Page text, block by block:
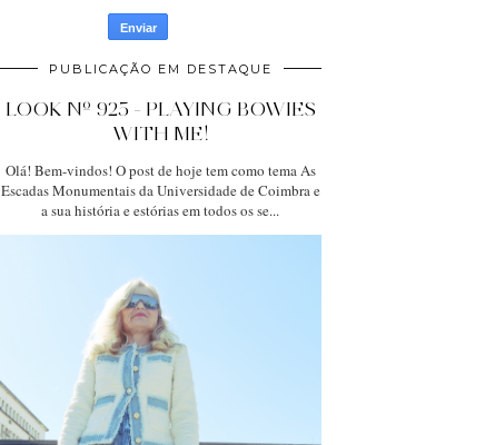
PUBLICAÇÃO EM DESTAQUE
LOOK Nº 925 - PLAYING BOWIES
WITH ME!
Olá! Bem-vindos! O post de hoje tem como tema As
Escadas Monumentais da Universidade de Coimbra e
a sua história e estórias em todos os se...